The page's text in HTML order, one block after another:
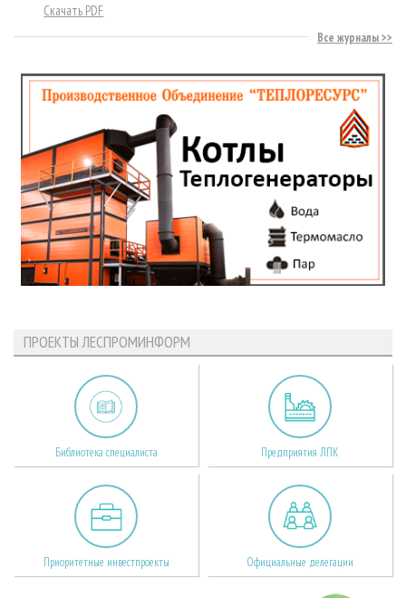
Скачать PDF
Все журналы
ПРОЕКТЫ ЛЕСПРОМИНФОРМ
Библиотека специалиста Предприятия ЛПК
Приоритетные инвестпроекты Официальные делегации